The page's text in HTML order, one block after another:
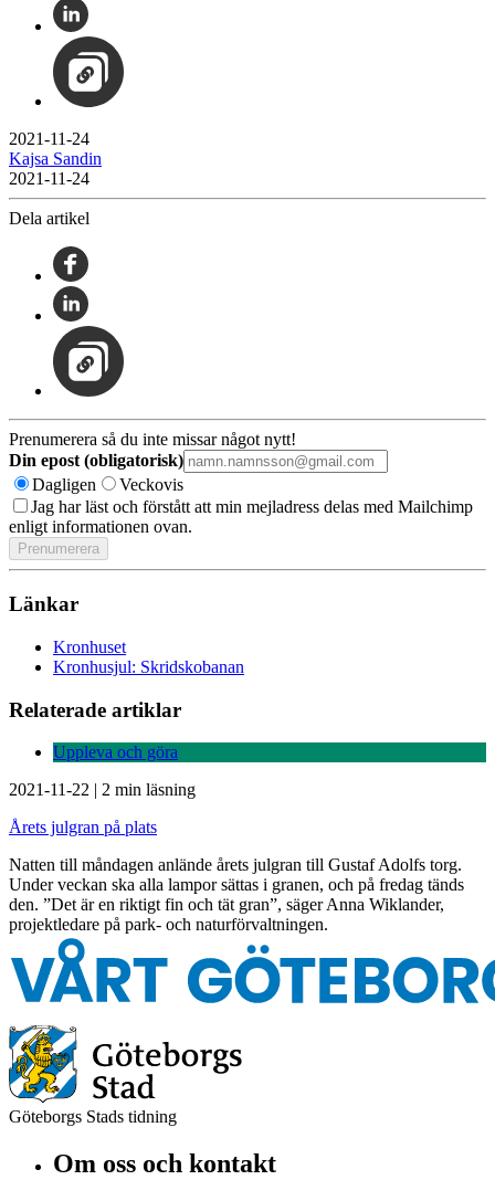
2021-11-24
Kajsa Sandin
2021-11-24
Dela artikel
Prenumerera så du inte missar något nytt!
Din epost (obligatorisk)
Dagligen
Veckovis
Jag har läst och förstått att min mejladress delas med Mailchimp
enligt informationen ovan.
Länkar
Kronhuset
Kronhusjul: Skridskobanan
Relaterade artiklar
Uppleva och göra
2021-11-22 | 2 min läsning
Årets julgran på plats
Natten till måndagen anlände årets julgran till Gustaf Adolfs torg.
Under veckan ska alla lampor sättas i granen, och på fredag tänds
den. ”Det är en riktigt fin och tät gran”, säger Anna Wiklander,
projektledare på park- och naturförvaltningen.
Göteborgs Stads tidning
Om oss och kontakt